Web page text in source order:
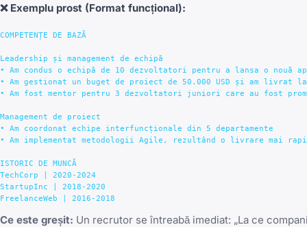
❌ Exemplu prost (Format funcțional):
COMPETENȚE DE BAZĂ
Leadership și management de echipă
• Am condus o echipă de 10 dezvoltatori pentru a lansa o nouă
• Am gestionat un buget de proiect de 50.000 USD și am livrat
• Am fost mentor pentru 3 dezvoltatori juniori care au fost
Management de proiect
• Am coordonat echipe interfuncționale din 5 departamente
• Am implementat metodologii Agile, rezultând o livrare mai
ISTORIC DE MUNCĂ
TechCorp | 2020-2024
StartupInc | 2018-2020
Ce este greșit: Un recrutor se întreabă imediat: „La ce